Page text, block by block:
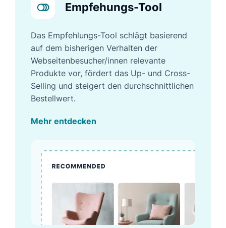
Empfehungs-Tool
Das Empfehlungs-Tool schlägt basierend
auf dem bisherigen Verhalten der
Webseitenbesucher/innen relevante
Produkte vor, fördert das Up- und Cross-
Selling und steigert den durchschnittlichen
Bestellwert.
Mehr entdecken